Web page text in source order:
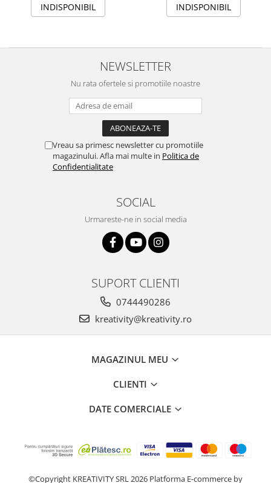
INDISPONIBIL INDISPONIBIL
NEWSLETTER
Nu rata ofertele si promotiile noastre
Vreau sa primesc newsletter cu promotiile
magazinului. Afla mai multe in Politica de
Confidentialitate
SOCIAL
Urmareste-ne in social media
SUPORT CLIENTI
0744490286
kreativity@kreativity.ro
MAGAZINUL MEU
CLIENTI
DATE COMERCIALE
©Copyright KREATIVITY SRL 2026 Platforma E-commerce by